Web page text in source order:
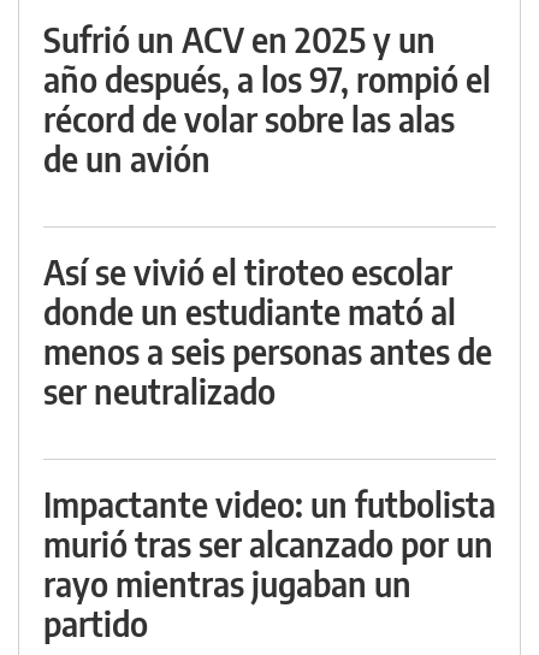
Sufrió un ACV en 2025 y un
año después, a los 97, rompió el
récord de volar sobre las alas
de un avión
Así se vivió el tiroteo escolar
donde un estudiante mató al
menos a seis personas antes de
ser neutralizado
Impactante video: un futbolista
murió tras ser alcanzado por un
rayo mientras jugaban un
partido